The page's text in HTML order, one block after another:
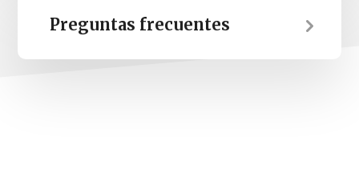
Preguntas frecuentes